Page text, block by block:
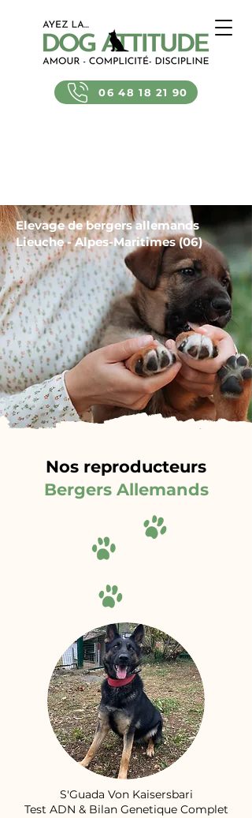
06 48 18 21 90
Elevage de bergers allemands
Lieuche - Alpes-Maritimes (06)
Nos reproducteurs
Bergers Allemands
S'Guada Von Kaisersbari
Test ADN & Bilan Genetique Complet